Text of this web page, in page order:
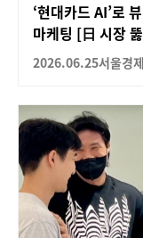
‘현대카드 AI’로
마케팅 [日 시장
2026.06.25서울경제